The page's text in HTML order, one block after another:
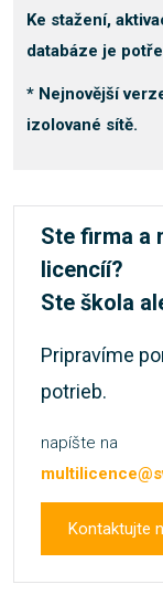
Ke stažení,
databáze je
* Nejnovější
izolované sítě.
Ste firma a
licencíí?
Ste škola
Pripravíme
potrieb.
napíšte na
Kontaktujte